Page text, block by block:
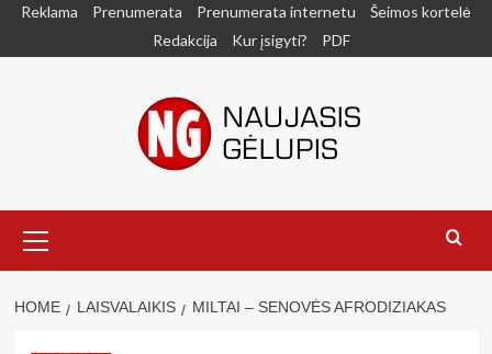
SkipReklama Prenumerata Prenumerata internetu
Šeimos kortelė
Redakcija
Kur įsigyti? PDF
Menu
HOME LAISVALAIKIS MILTAI – SENOVĖS AFRODIZIAKAS